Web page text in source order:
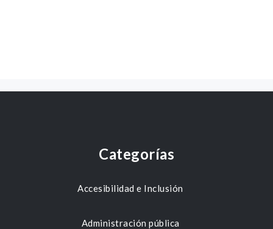
Categorías
Accesibilidad e Inclusión
Administración pública